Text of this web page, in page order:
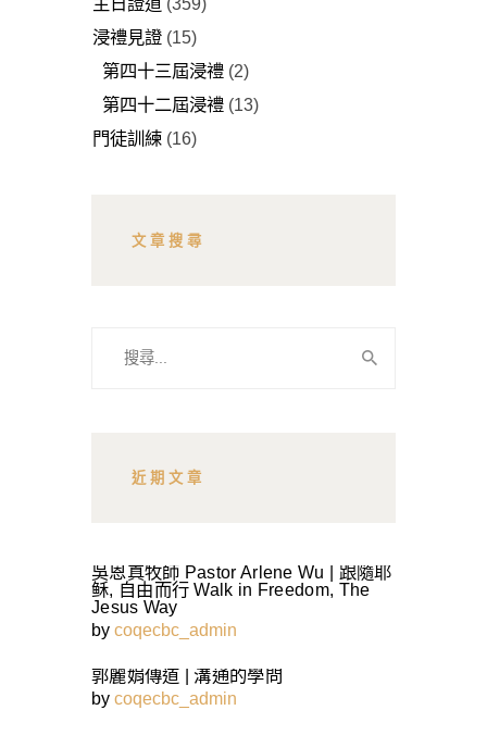
浸禮見證 (15)
第四十三屆浸禮 (2)
第四十二屆浸禮 (13)
門徒訓練 (16)
文章搜尋
近期文章
吳恩真牧師 Pastor Arlene Wu | 跟隨耶
稣, 自由而行 Walk in Freedom, The
Jesus Way
by coqecbc_admin
郭麗娟傳道 | 溝通的學問
by coqecbc_admin